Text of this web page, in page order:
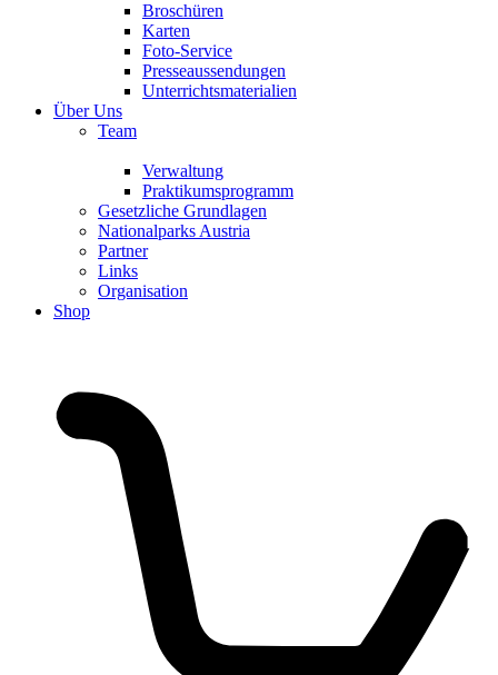
Broschüren
Karten
Foto-Service
Presseaussendungen
Unterrichtsmaterialien
Über Uns
Team
Verwaltung
Praktikumsprogramm
Gesetzliche Grundlagen
Nationalparks Austria
Partner
Links
Organisation
Shop